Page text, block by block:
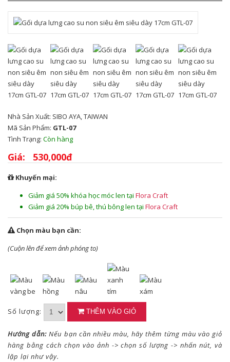
Nhà Sản Xuất: SIBO AYA, TAIWAN
Mã Sản Phẩm: GTL-07
Tình Trạng: Còn hàng
Giá: 530,000đ
Khuyến mại:
Giảm giá 50% khóa học móc len tại Flora Craft
Giảm giá 20% búp bê, thú bông len tại Flora Craft
Chọn màu bạn cần:
(Cuộn lên để xem ảnh phóng to)
Số lượng: THÊM VÀO GIỎ
Hướng dẫn: Nếu bạn cần nhiều màu, hãy thêm từng màu vào giỏ
hàng bằng cách chọn vào ảnh -> chọn số lượng -> nhấn nút, và
lặp lại như vậy.